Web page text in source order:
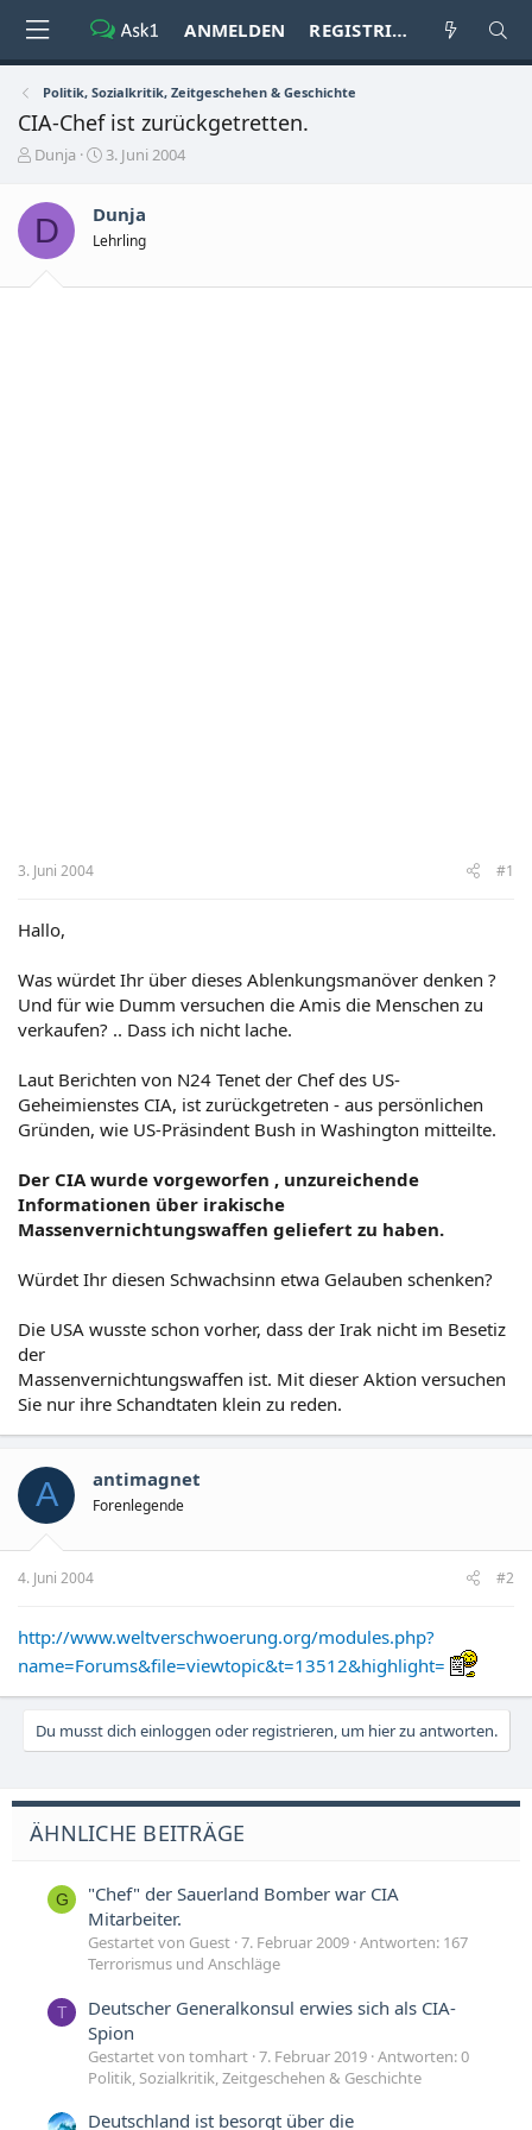
ANMELDEN REGISTRIEREN
Politik, Sozialkritik, Zeitgeschehen & Geschichte
CIA-Chef ist zurückgetretten.
E
t
e
l
Dunja
E
t
e
l
3. Juni 2004
D Dunja
Lehrling
3. Juni 2004 #1
Hallo,
Was würdet Ihr über dieses Ablenkungsmanöver denken ?
Und für wie Dumm versuchen die Amis die Menschen zu
verkaufen? .. Dass ich nicht lache.
Laut Berichten von N24 Tenet der Chef des US-
Geheimienstes CIA, ist zurückgetreten - aus persönlichen
Gründen, wie US-Präsindent Bush in Washington mitteilte.
Der CIA wurde vorgeworfen , unzureichende
Informationen über irakische
Massenvernichtungswaffen geliefert zu haben.
Würdet Ihr diesen Schwachsinn etwa Gelauben schenken?
Die USA wusste schon vorher, dass der Irak nicht im Besetiz
der
Massenvernichtungswaffen ist. Mit dieser Aktion versuchen
Sie nur ihre Schandtaten klein zu reden.
A antimagnet
Forenlegende
4. Juni 2004 #2
http://www.weltverschwoerung.org/modules.php?
name=Forums&file=viewtopic&t=13512&highlight=
Du musst dich einloggen oder registrieren, um hier zu antworten.
ÄHNLICHE BEITRÄGE
G
"Chef" der Sauerland Bomber war CIA
Mitarbeiter.
Gestartet von Guest 7. Februar 2009 Antworten: 167
Terrorismus und Anschläge
T
Deutscher Generalkonsul erwies sich als CIA-
Spion
Gestartet von tomhart 7. Februar 2019 Antworten: 0
Politik, Sozialkritik, Zeitgeschehen & Geschichte
Deutschland ist besorgt über die